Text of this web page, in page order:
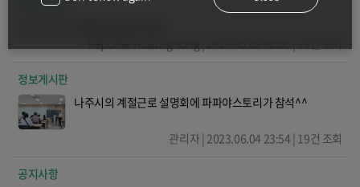
정보게시판
정보게시판
나주시의 계절근로 설명회에 파파야스토리가 참석^^
관리자 | 2023.06.04 23:54 | 19건 조회
공지사항